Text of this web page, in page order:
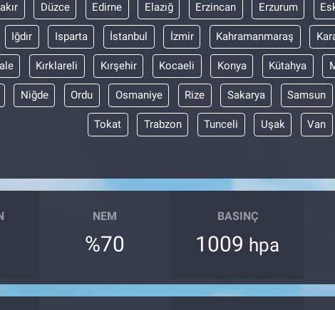
Düzce Edirne Elazığ Erzincan Erzurum
Iğdır Isparta İstanbul İzmir Kahramanmaraş
Kırklareli Kırşehir Kocaeli Konya Kütahya
Niğde Ordu Osmaniye Rize Sakarya Samsun
Tokat Trabzon Tunceli Uşak Van
NEM
%70
BASINÇ
1009 hpa